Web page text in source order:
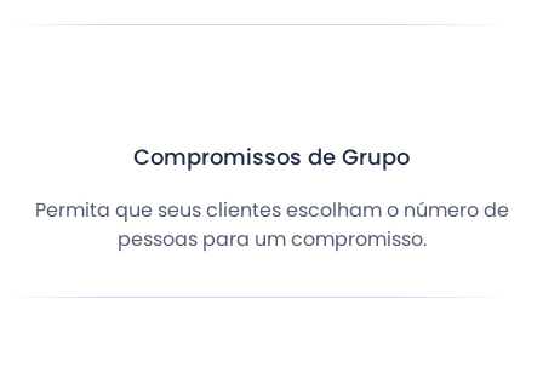
Compromissos de Grupo
Permita que seus clientes escolham o número de
pessoas para um compromisso.